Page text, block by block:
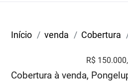
Início venda Cobertura
R$
Cobertura à venda,